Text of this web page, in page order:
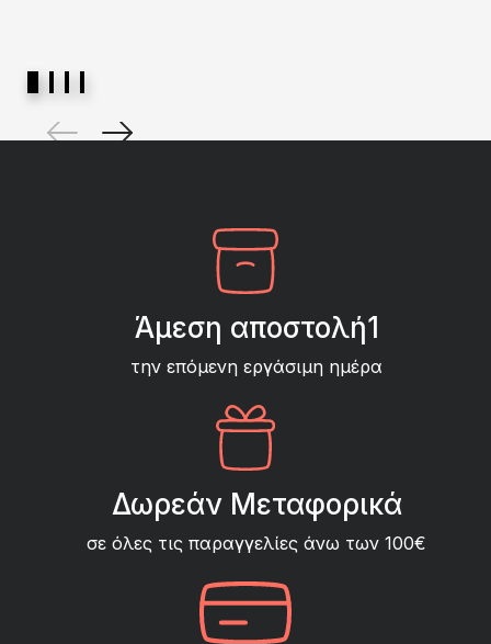
Άμεση αποστολή1
την επόμενη εργάσιμη ημέρα
Δωρεάν Μεταφορικά
σε όλες τις παραγγελίες άνω των 100€